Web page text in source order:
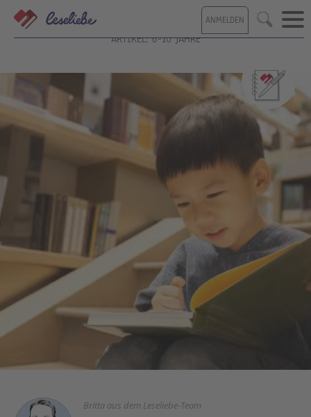
Direkt
zum
Inhalt
ANMELDEN Suche
ARTIKEL: 6-10 JAHRE
Britta aus dem Leseliebe-Team